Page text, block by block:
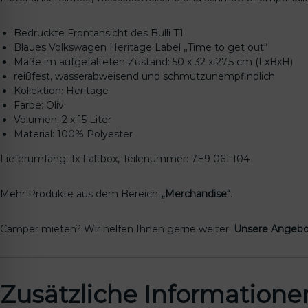
Bedruckte Frontansicht des Bulli T1
Blaues Volkswagen Heritage Label „Time to get out“
Maße im aufgefalteten Zustand: 50 x 32 x 27,5 cm (LxBxH)
reißfest, wasserabweisend und schmutzunempfindlich
Kollektion: Heritage
Farbe: Oliv
Volumen: 2 x 15 Liter
Material: 100% Polyester
Lieferumfang: 1x Faltbox, Teilenummer: 7E9 061 104
Mehr Produkte aus dem Bereich „Merchandise“.
Camper mieten? Wir helfen Ihnen gerne weiter. Unsere
Zusätzliche